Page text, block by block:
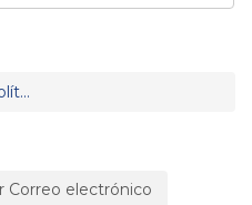
Correo electrónico